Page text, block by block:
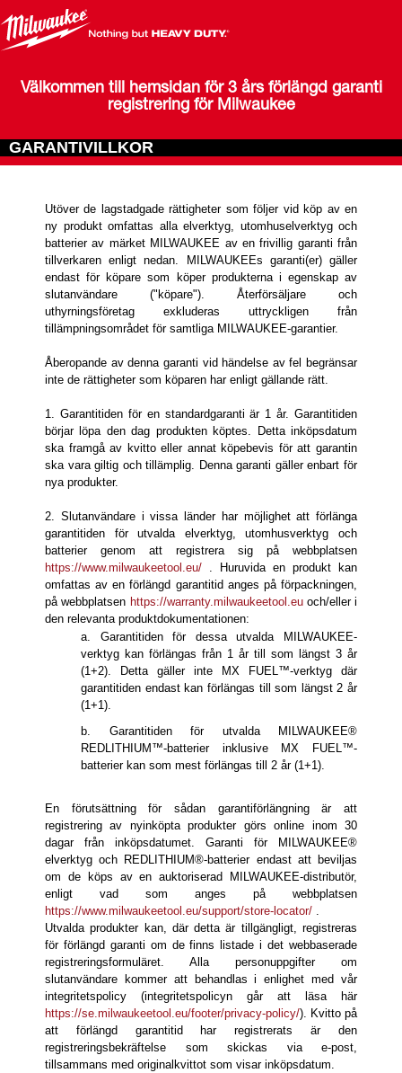
Välkommen till hemsidan för 3 års förlängd garanti
registrering för Milwaukee
GARANTIVILLKOR
Utöver de lagstadgade rättigheter som följer vid köp av en
ny produkt omfattas alla elverktyg, utomhuselverktyg och
batterier av märket MILWAUKEE av en frivillig garanti från
tillverkaren enligt nedan. MILWAUKEEs garanti(er) gäller
endast för köpare som köper produkterna i egenskap av
slutanvändare ("köpare"). Återförsäljare och
uthyrningsföretag exkluderas uttryckligen från
tillämpningsområdet för samtliga MILWAUKEE-garantier.
Åberopande av denna garanti vid händelse av fel begränsar
inte de rättigheter som köparen har enligt gällande rätt.
1. Garantitiden för en standardgaranti är 1 år. Garantitiden
börjar löpa den dag produkten köptes. Detta inköpsdatum
ska framgå av kvitto eller annat köpebevis för att garantin
ska vara giltig och tillämplig. Denna garanti gäller enbart för
nya produkter.
2. Slutanvändare i vissa länder har möjlighet att förlänga
garantitiden för utvalda elverktyg, utomhusverktyg och
batterier genom att registrera sig på webbplatsen
https://www.milwaukeetool.eu/ . Huruvida en produkt kan
omfattas av en förlängd garantitid anges på förpackningen,
på webbplatsen https://warranty.milwaukeetool.euoch/eller i
den relevanta produktdokumentationen:
a. Garantitiden för dessa utvalda MILWAUKEE-
verktyg kan förlängas från 1 år till som längst 3 år
(1+2). Detta gäller inte MX FUEL™-verktyg där
garantitiden endast kan förlängas till som längst 2 år
(1+1).
b. Garantitiden för utvalda MILWAUKEE®
REDLITHIUM™-batterier inklusive MX FUEL™-
batterier kan som mest förlängas till 2 år (1+1).
En förutsättning för sådan garantiförlängning är att
registrering av nyinköpta produkter görs online inom 30
dagar från inköpsdatumet. Garanti för MILWAUKEE®
elverktyg och REDLITHIUM®-batterier endast att beviljas
om de köps av en auktoriserad MILWAUKEE-distributör,
enligt vad som anges på webbplatsen
https://www.milwaukeetool.eu/support/store-locator/ .
Utvalda produkter kan, där detta är tillgängligt, registreras
för förlängd garanti om de finns listade i det webbaserade
registreringsformuläret. Alla personuppgifter om
slutanvändare kommer att behandlas i enlighet med vår
integritetspolicy (integritetspolicyn går att läsa här
https://se.milwaukeetool.eu/footer/privacy-policy/). Kvitto på
att förlängd garantitid har registrerats är den
registreringsbekräftelse som skickas via e-post,
tillsammans med originalkvittot som visar inköpsdatum.